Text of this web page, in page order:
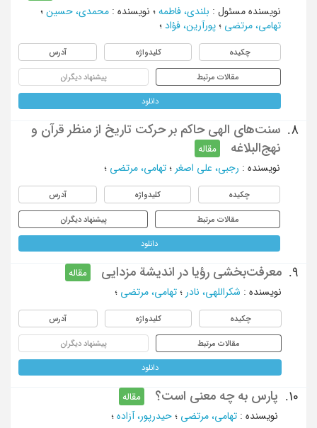
نویسنده مسئول : بلندی، فاطمه ؛ نویسنده : محمدی، حسین ؛
تهامی، مرتضی ؛ پورآرین، فؤاد ؛
چکیده کلیدواژه آدرس
مقالات مرتبط پیشنهاد دیگران
دانلود
8.
سنت‌های الهی حاکم بر حرکت تاریخ از منظر قرآن و
نهج‌البلاغه
مقاله
نویسنده : رجبی، علی اصغر ؛ تهامی، مرتضی ؛
چکیده کلیدواژه آدرس
مقالات مرتبط پیشنهاد دیگران
دانلود
9. معرفت‌بخشی رؤیا در اندیشة مزدایی
مقاله
نویسنده : شکراللهی، نادر ؛ تهامی، مرتضی ؛
چکیده کلیدواژه آدرس
مقالات مرتبط پیشنهاد دیگران
دانلود
10. پارس به چه معنی است؟
مقاله
نویسنده : تهامی، مرتضی ؛ حیدرپور، آزاده ؛